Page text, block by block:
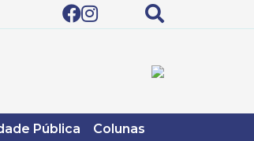
Pública Colunas